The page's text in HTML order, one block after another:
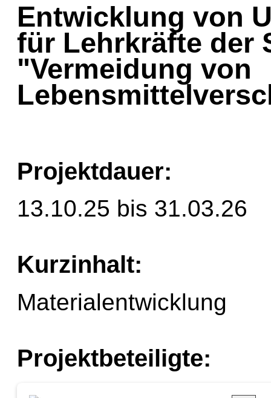
Entwicklung von
für Lehrkräfte der
"Vermeidung von
Projektdauer:
13.10.25 bis 31.03.26
Kurzinhalt:
Materialentwicklung
Projektbeteiligte: